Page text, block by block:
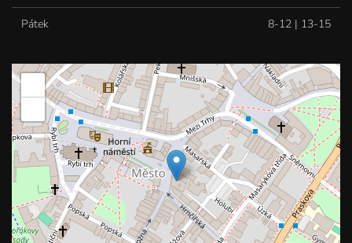
Pátek 8-12 | 13-15